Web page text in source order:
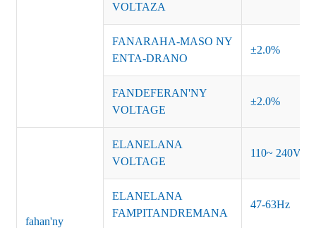
VOLTAZA
FANARAHA-MASO NY
ENTA-DRANO
±2.0%
FANDEFERAN'NY
VOLTAGE
±2.0%
fahan'ny
ELANELANA
VOLTAGE
110~ 240VAC
ELANELANA
FAMPITANDREMANA
47-63Hz